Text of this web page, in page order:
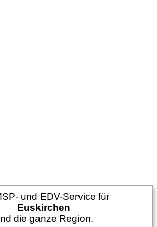
und EDV-Service für
Euskirchen
die ganze Region.